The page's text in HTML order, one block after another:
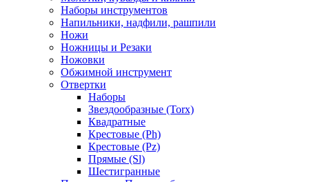
Наборы инструментов
Напильники, надфили, рашпили
Ножи
Ножницы и Резаки
Ножовки
Обжимной инструмент
Отвертки
Наборы
Звездообразные (Torx)
Квадратные
Крестовые (Ph)
Крестовые (Pz)
Прямые (Sl)
Шестигранные